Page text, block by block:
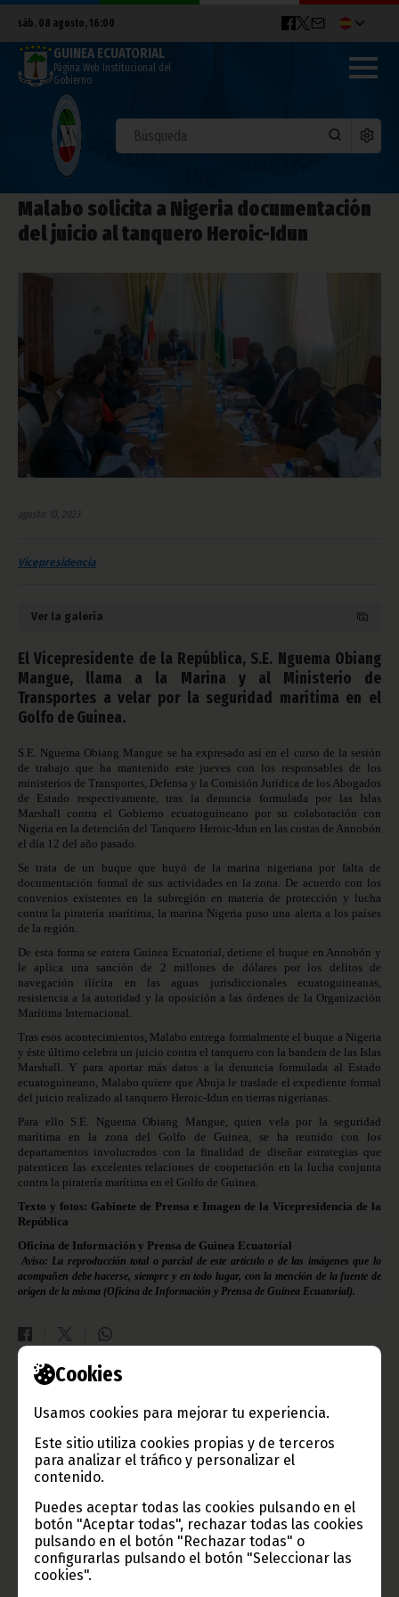
Cookies
Usamos cookies para mejorar tu experiencia.
Este sitio utiliza cookies propias y de terceros
para analizar el tráfico y personalizar el
contenido.
Puedes aceptar todas las cookies pulsando en el
botón "Aceptar todas", rechazar todas las cookies
pulsando en el botón "Rechazar todas" o
configurarlas pulsando el botón "Seleccionar las
cookies".
sáb. 08 agosto, 16:00
GUINEA ECUATORIAL
Página Web Institucional del
Gobierno
Malabo solicita a Nigeria documentación
del juicio al tanquero Heroic-Idun
agosto 10, 2023
Vicepresidencia
Ver la galería
El Vicepresidente de la República, S.E. Nguema Obiang
Mangue, llama a la Marina y al Ministerio de
Transportes a velar por la seguridad marítima en el
Golfo de Guinea.
S.E. Nguema Obiang Mangue se ha expresado así en el curso de la sesión
de trabajo que ha mantenido este jueves con los responsables de los
ministerios de Transportes, Defensa y la Comisión Jurídica de los Abogados
de Estado respectivamente, tras la denuncia formulada por las Islas
Marshall contra el Gobierno ecuatoguineano por su colaboración con
Nigeria en la detención del Tanquero Heroic-Idun en las costas de Annobón
el día 12 del año pasado.
Se trata de un buque que huyó de la marina nigeriana por falta de
documentación formal de sus actividades en la zona. De acuerdo con los
convenios existentes en la subregión en materia de protección y lucha
contra la piratería marítima, la marina Nigeria puso una alerta a los países
de la región.
De esta forma se entera Guinea Ecuatorial, detiene el buque en Annobón y
le aplica una sanción de 2 millones de dólares por los delitos de
navegación ilícita en las aguas jurisdiccionales ecuatoguineanas,
resistencia a la autoridad y la oposición a las órdenes de la Organización
Marítima Internacional.
Tras esos acontecimientos, Malabo entrega formalmente el buque a Nigeria
y éste último celebra un juicio contra el tanquero con la bandera de las Islas
Marshall. Y para aportar más datos a la denuncia formulada al Estado
ecuatoguineano, Malabo quiere que Abuja le traslade el expediente formal
del juicio realizado al tanquero Heroic-Idun en tierras nigerianas.
Para ello S.E. Nguema Obiang Mangue, quien vela por la seguridad
marítima en la zona del Golfo de Guinea, se ha reunido con los
departamentos involucrados con la finalidad de diseñar estrategias que
patenticen las excelentes relaciones de cooperación en la lucha conjunta
contra la piratería marítima en el Golfo de Guinea.
Texto y fotos: Gabinete de Prensa e Imagen de la Vicepresidencia de la
República
Oficina de Información y Prensa de Guinea Ecuatorial
Aviso: La reproducción total o parcial de este artículo o de las imágenes que lo
acompañen debe hacerse, siempre y en todo lugar, con la mención de la fuente de
origen de la misma (Oficina de Información y Prensa de Guinea Ecuatorial).
Información de Guinea Ecuatorial
TVGE